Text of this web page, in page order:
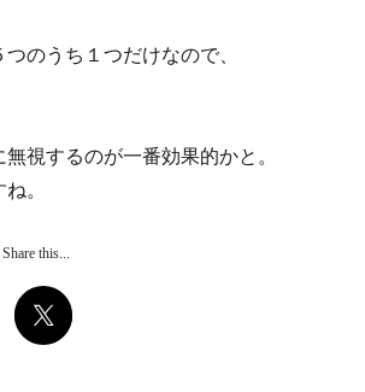
のうち１つだけなので、
視するのが一番効果的かと。
。
Share this...